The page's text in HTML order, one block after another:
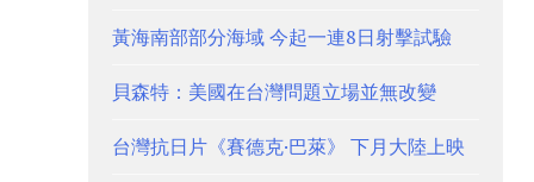
黃海南部部分海域 今起一連8日射擊試驗
貝森特：美國在台灣問題立場並無改變
台灣抗日片《賽德克·巴萊》 下月大陸上映